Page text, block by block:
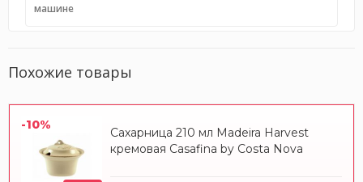
машине
Похожие товары
-10%
Сахарница 210 мл Madeira Harvest
кремовая Casafina by Costa Nova